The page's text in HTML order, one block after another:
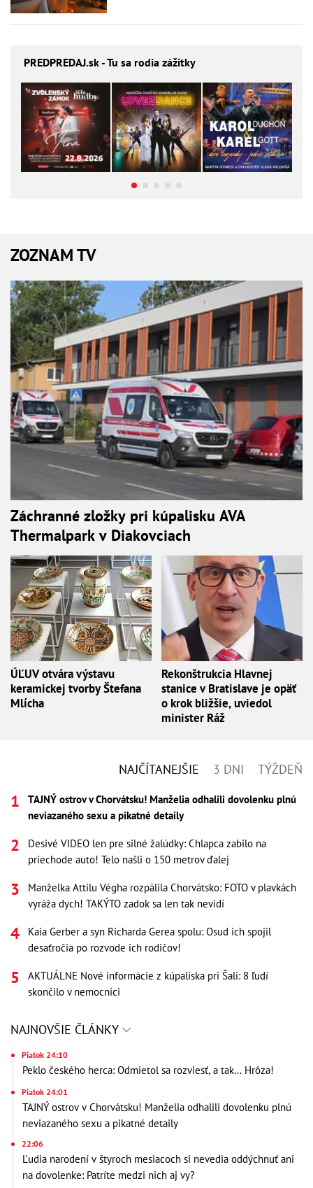
PREDPREDAJ.sk - Tu sa rodia zážitky
ZOZNAM TV
Záchranné zložky pri kúpalisku AVA
Thermalpark v Diakovciach
ÚĽUV otvára výstavu
keramickej tvorby Štefana
Mlícha
Rekonštrukcia Hlavnej
stanice v Bratislave je opäť
o krok bližšie, uviedol
minister Ráž
NAJČÍTANEJŠIE 3 DNI TÝŽDEŇ
TAJNÝ ostrov v Chorvátsku! Manželia odhalili dovolenku plnú
neviazaného sexu a pikatné detaily
Desivé VIDEO len pre silné žalúdky: Chlapca zabilo na
priechode auto! Telo našli o 150 metrov ďalej
Manželka Attilu Végha rozpálila Chorvátsko: FOTO v plavkách
vyráža dych! TAKÝTO zadok sa len tak nevidí
Kaia Gerber a syn Richarda Gerea spolu: Osud ich spojil
desaťročia po rozvode ich rodičov!
AKTUÁLNE Nové informácie z kúpaliska pri Šali: 8 ľudí
skončilo v nemocnici
NAJNOVŠIE ČLÁNKY
Piatok 24:10
Peklo českého herca: Odmietol sa rozviesť, a tak... Hrôza!
Piatok 24:01
TAJNÝ ostrov v Chorvátsku! Manželia odhalili dovolenku plnú
neviazaného sexu a pikatné detaily
22:06
Ľudia narodení v štyroch mesiacoch si nevedia oddýchnuť ani
na dovolenke: Patríte medzi nich aj vy?